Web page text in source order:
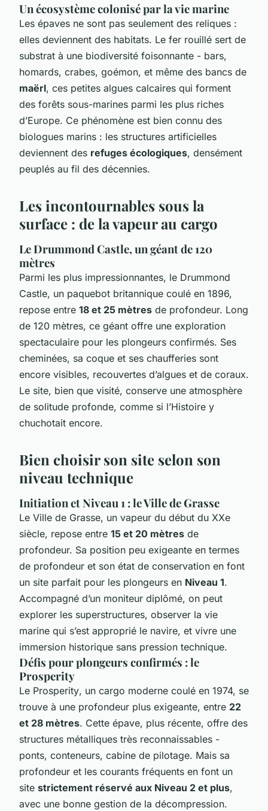
Un écosystème colonisé par la vie marine
Les épaves ne sont pas seulement des reliques :
elles deviennent des habitats. Le fer rouillé sert de
substrat à une biodiversité foisonnante - bars,
homards, crabes, goémon, et même des bancs de
maërl, ces petites algues calcaires qui forment
des forêts sous-marines parmi les plus riches
d’Europe. Ce phénomène est bien connu des
biologues marins : les structures artificielles
deviennent des refuges écologiques, densément
peuplés au fil des décennies.
Les incontournables sous la
surface : de la vapeur au cargo
Le Drummond Castle, un géant de 120
mètres
Parmi les plus impressionnantes, le Drummond
Castle, un paquebot britannique coulé en 1896,
repose entre 18 et 25 mètres de profondeur. Long
de 120 mètres, ce géant offre une exploration
spectaculaire pour les plongeurs confirmés. Ses
cheminées, sa coque et ses chaufferies sont
encore visibles, recouvertes d’algues et de coraux.
Le site, bien que visité, conserve une atmosphère
de solitude profonde, comme si l’Histoire y
chuchotait encore.
Bien choisir son site selon son
niveau technique
Initiation et Niveau 1 : le Ville de Grasse
Le Ville de Grasse, un vapeur du début du XXe
siècle, repose entre 15 et 20 mètres de
profondeur. Sa position peu exigeante en termes
de profondeur et son état de conservation en font
un site parfait pour les plongeurs en Niveau 1.
Accompagné d’un moniteur diplômé, on peut
explorer les superstructures, observer la vie
marine qui s’est approprié le navire, et vivre une
immersion historique sans pression technique.
Défis pour plongeurs confirmés : le
Prosperity
Le Prosperity, un cargo moderne coulé en 1974, se
trouve à une profondeur plus exigeante, entre 22
et 28 mètres. Cette épave, plus récente, offre des
structures métalliques très reconnaissables -
ponts, conteneurs, cabine de pilotage. Mais sa
profondeur et les courants fréquents en font un
site strictement réservé aux Niveau 2 et plus,
avec une bonne gestion de la décompression.